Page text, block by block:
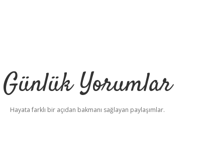
Günlük Yorumlar
Hayata farklı bir açıdan bakmanı sağlayan paylaşımlar.